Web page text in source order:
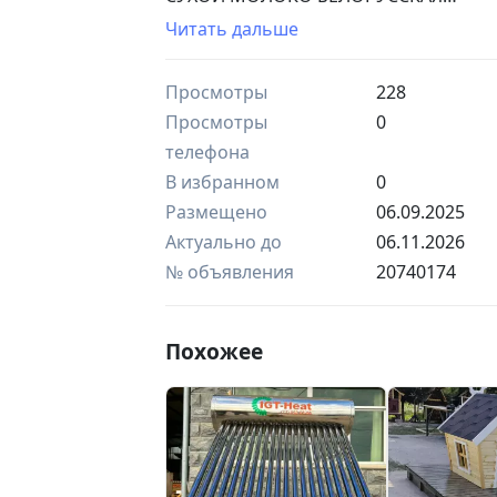
ДЛЯ МОРОЖЕНОГО
ДЛЯ КИФИРА
ДЛЯ КИСЛО МОЛОЧНАЯ
ДЛЯ ВЫПЕЧКИ
ДЛЯ ХЛЕБА
У НАС ЕСТЬ ВСЕ ВИДЫ СУХОГО
МОИ ЛЮБИМЫЕ КЛИЕНТЫ
РОССИЯ 1КГ 29.000 ЕСЛИ ВОЗЬМЁТЕ
БЕЛОРУССКАЯ ЕГО СТОИМОСТЬ 1кг
35.000СУМ АКЦИЯ БУДЕТ ДЛИТЬСЯ 1
Читать дальше
Просмотры
228
Просмотры
телефона
0
В избранном
0
Размещено
06.09.2025
Актуально до
06.11.2026
№ объявления
20740174
Похожее